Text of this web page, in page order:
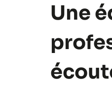
Une